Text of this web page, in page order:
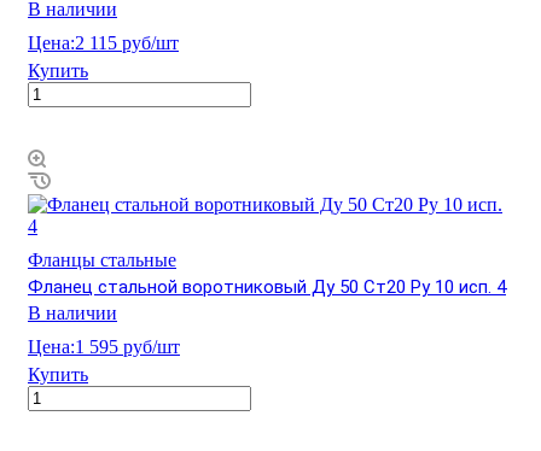
В наличии
Цена:2 115 руб/шт
Купить
Фланцы стальные
Фланец стальной воротниковый Ду 50 Ст20 Ру 10 исп. 4
В наличии
Цена:1 595 руб/шт
Купить